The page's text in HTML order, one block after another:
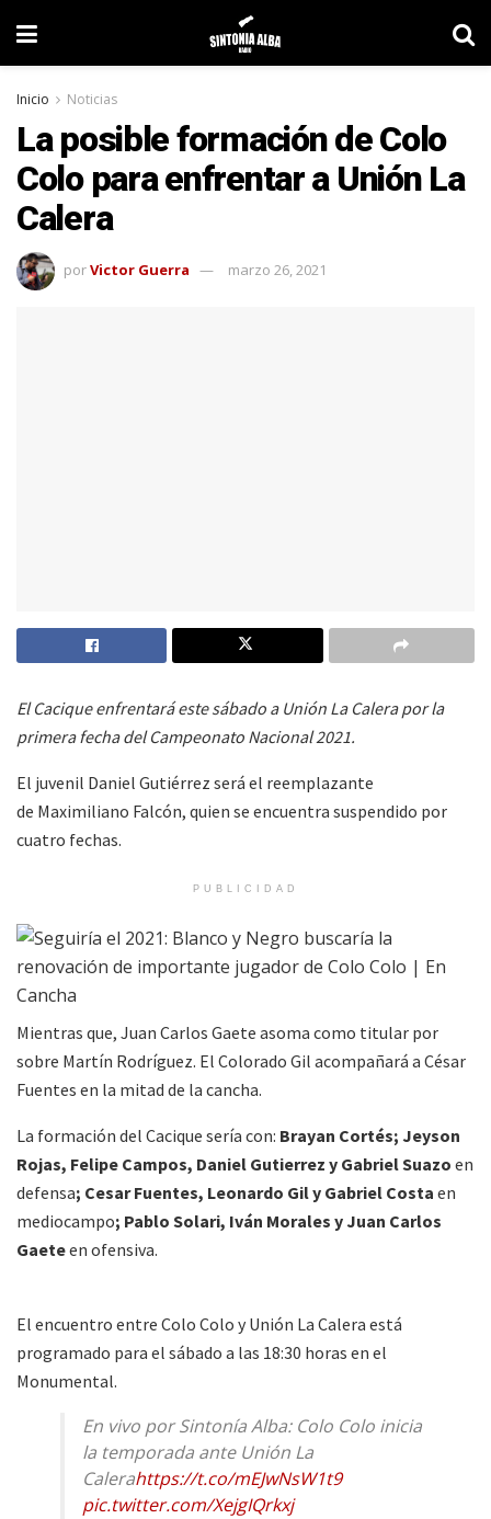
Inicio Noticias
La posible formación de Colo
Colo para enfrentar a Unión La
Calera
porVictor Guerra marzo 26, 2021
El Cacique enfrentará este sábado a Unión La Calera por la
primera fecha del Campeonato Nacional 2021.
El juvenil Daniel Gutiérrez será el reemplazante
de Maximiliano Falcón, quien se encuentra suspendido por
cuatro fechas.
PUBLICIDAD
Mientras que, Juan Carlos Gaete asoma como titular por
sobre Martín Rodríguez. El Colorado Gil acompañará a César
Fuentes en la mitad de la cancha.
La formación del Cacique sería con: Brayan Cortés; Jeyson
Rojas, Felipe Campos, Daniel Gutierrez y Gabriel Suazo en
defensa; Cesar Fuentes, Leonardo Gil y Gabriel Costa en
mediocampo; Pablo Solari, Iván Morales y Juan Carlos
Gaeteen ofensiva.
El encuentro entre Colo Colo y Unión La Calera está
programado para el sábado a las 18:30 horas en el
Monumental.
En vivo por Sintonía Alba: Colo Colo inicia
la temporada ante Unión La
Calerahttps://t.co/mEJwNsW1t9
pic.twitter.com/XejgIQrkxj